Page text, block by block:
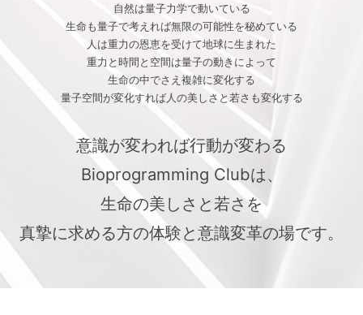
自然は量子力学で動いている
生命も量子で考えれば無限の可能性を秘めている
人は重力の恩恵を受けて地球に生まれた
重力と時間と空間は量子の動きによって
生命の中でさえ複雑に変化する
量子空間が変化すれば人の美しさと若さも変化する
意識が変われば行動が変わる
Bioprogramming Clubは、
生命の美しさと若さを
真摯に求める方の体験と意識変革の場です。